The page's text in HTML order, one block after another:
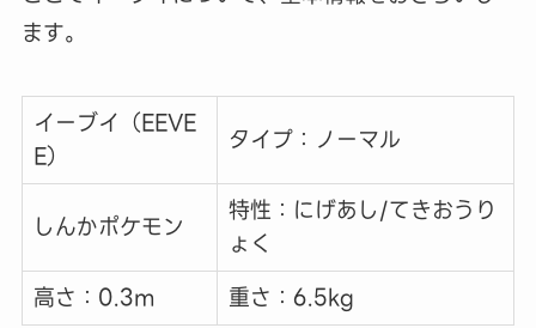
ます。
イーブイ（EEVE
E）
タイプ：ノーマル
しんかポケモン
特性：にげあし/てきおうり
ょく
高さ：0.3m
重さ：6.5kg